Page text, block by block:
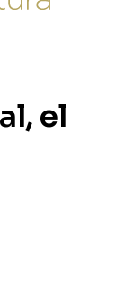
Rehabilitació
el